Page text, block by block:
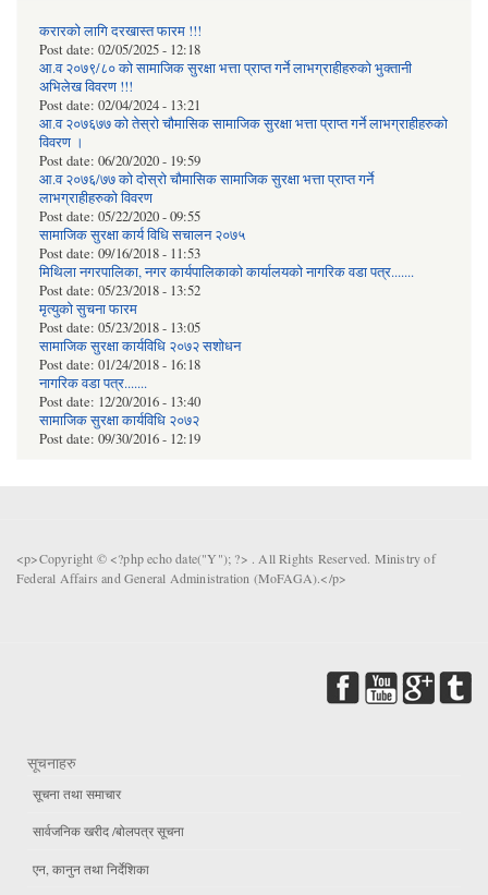
करारको लागि दरखास्त फारम !!!
Post date: 02/05/2025 - 12:18
आ.व २०७९/८० को सामाजिक सुरक्षा भत्ता प्राप्त गर्ने लाभग्राहीहरुको भुक्तानी
अभिलेख विवरण !!!
Post date: 02/04/2024 - 13:21
आ.व २०७६७७ को तेस्रो चौमासिक सामाजिक सुरक्षा भत्ता प्राप्त गर्ने लाभग्राहीहरुको
विवरण ।
Post date: 06/20/2020 - 19:59
आ.व २०७६/७७ को दोस्रो चौमासिक सामाजिक सुरक्षा भत्ता प्राप्त गर्ने
लाभग्राहीहरुको विवरण
Post date: 05/22/2020 - 09:55
सामाजिक सुरक्षा कार्य विधि स‌चालन २०७५
Post date: 09/16/2018 - 11:53
मिथिला नगरपालिका, नगर कार्यपालिकाको कार्यालयकाे नागरिक वडा पत्र.......
Post date: 05/23/2018 - 13:52
मृत्युको सुचना फारम
Post date: 05/23/2018 - 13:05
सामाजिक सुरक्षा कार्यविधि २०७२ स‌शाेधन
Post date: 01/24/2018 - 16:18
नागरिक वडा पत्र.......
Post date: 12/20/2016 - 13:40
सामाजिक सुरक्षा कार्यविधि २०७२
Post date: 09/30/2016 - 12:19
<p>Copyright © <?php echo date("Y"); ?> . All Rights Reserved. Ministry of
Federal Affairs and General Administration (MoFAGA).</p>
सूचनाहरु
सूचना तथा समाचार
सार्वजनिक खरीद /बोलपत्र सूचना
एन, कानुन तथा निर्देशिका